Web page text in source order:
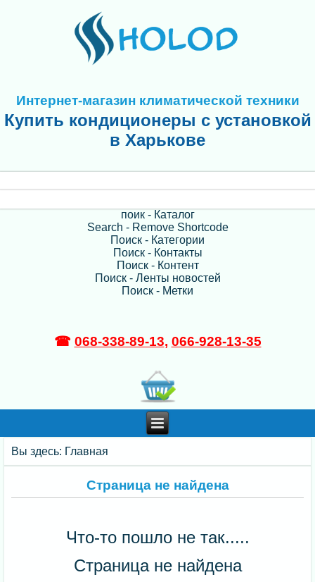
Интернет-магазин климатической техники
Купить кондиционеры с установкой
в Харькове
поик - Каталог
Search - Remove Shortcode
Поиск - Категории
Поиск - Контакты
Поиск - Контент
Поиск - Ленты новостей
Поиск - Метки
☎ 068-338-89-13, 066-928-13-35
Вы здесь: Главная
Страница не найдена
Что-то пошло не так.....
Страница не найдена